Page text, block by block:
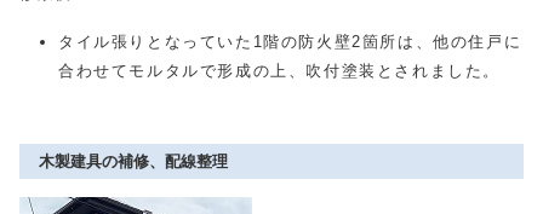
タイル張りとなっていた1階の防火壁2箇所は、他の住戸に
合わせてモルタルで形成の上、吹付塗装とされました。
木製建具の補修、配線整理